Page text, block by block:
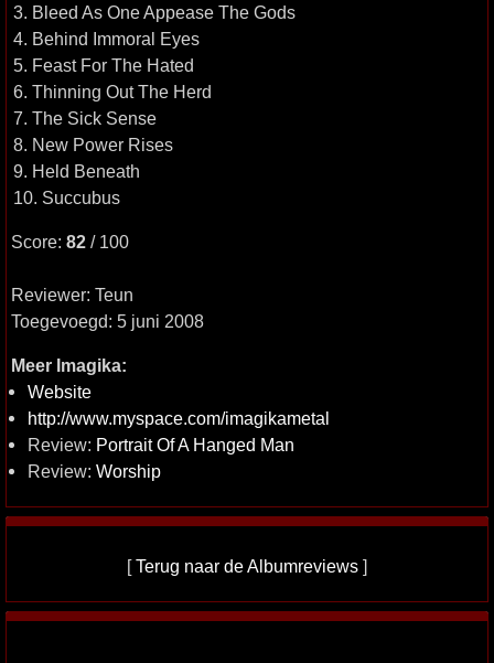
3. Bleed As One Appease The Gods
4. Behind Immoral Eyes
5. Feast For The Hated
6. Thinning Out The Herd
7. The Sick Sense
8. New Power Rises
9. Held Beneath
10. Succubus
Score: 82 / 100
Reviewer: Teun
Toegevoegd: 5 juni 2008
Meer Imagika:
Website
http://www.myspace.com/imagikametal
Review: Portrait Of A Hanged Man
Review: Worship
[Terug naar de Albumreviews ]